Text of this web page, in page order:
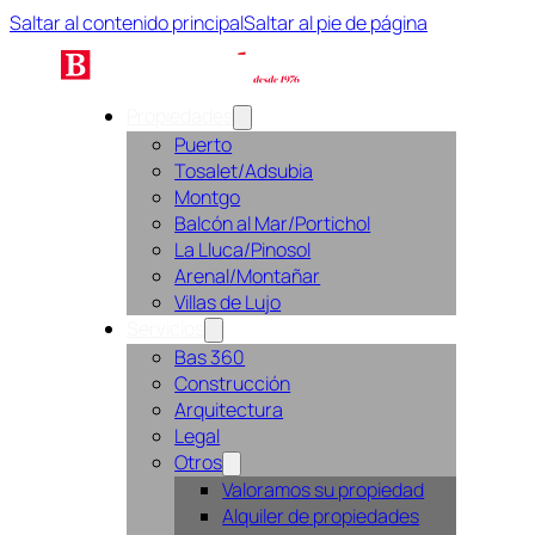
Saltar al contenido principalSaltar al pie de página
Propiedades
Puerto
Tosalet/Adsubia
Montgo
Balcón al Mar/Portichol
La Lluca/Pinosol
Arenal/Montañar
Villas de Lujo
Servicios
Bas 360
Construcción
Arquitectura
Legal
Otros
Valoramos su propiedad
Alquiler de propiedades